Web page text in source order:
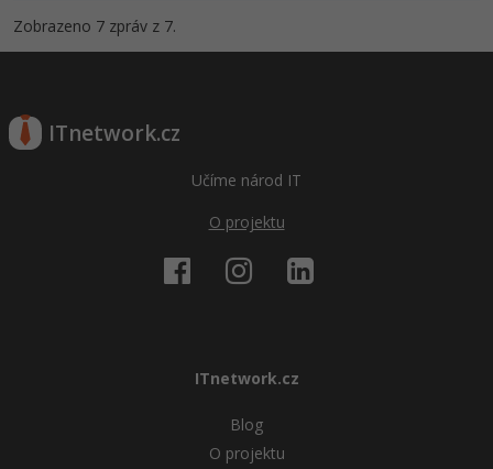
Zobrazeno 7 zpráv z 7.
ITnetwork.cz
Učíme národ IT
O projektu
ITnetwork.cz
Blog
O projektu